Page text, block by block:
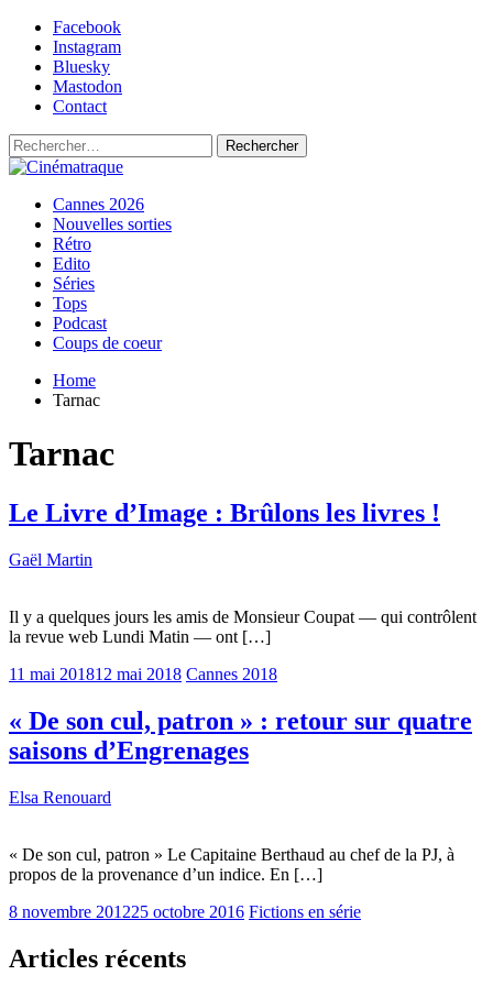
Skip
content
Facebook
Instagram
Bluesky
Mastodon
Contact
Rechercher :
Cinématraque
Si on avait du talent, on ferait des films
Primary
Menu
Cannes 2026
Nouvelles sorties
Rétro
Edito
Séries
Tops
Podcast
Coups de coeur
Home
Tarnac
Tarnac
Le Livre d’Image : Brûlons les livres !
Gaël Martin
Il y a quelques jours les amis de Monsieur Coupat — qui contrôlent
la revue web Lundi Matin — ont […]
11 mai 201812 mai 2018 Cannes 2018
« De son cul, patron » : retour sur quatre
saisons d’Engrenages
Elsa Renouard
« De son cul, patron » Le Capitaine Berthaud au chef de la PJ, à
propos de la provenance d’un indice. En […]
8 novembre 201225 octobre 2016 Fictions en série
Articles récents